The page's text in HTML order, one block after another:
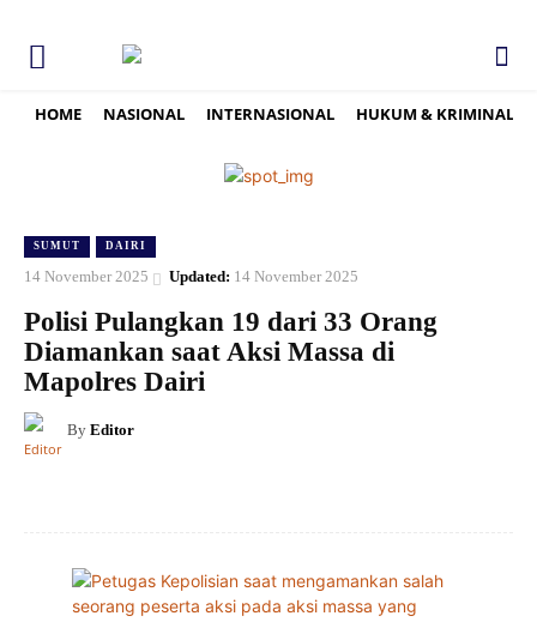
HOME NASIONAL INTERNASIONAL HUKUM & KRIMINAL
SUMUT DAIRI
14 November 2025 Updated: 14 November 2025
Polisi Pulangkan 19 dari 33 Orang
Diamankan saat Aksi Massa di
Mapolres Dairi
By Editor